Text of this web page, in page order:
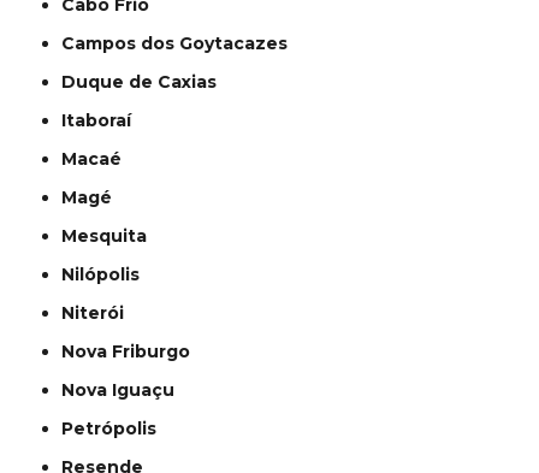
Cabo Frio
Campos dos Goytacazes
Duque de Caxias
Itaboraí
Macaé
Magé
Mesquita
Nilópolis
Niterói
Nova Friburgo
Nova Iguaçu
Petrópolis
Resende